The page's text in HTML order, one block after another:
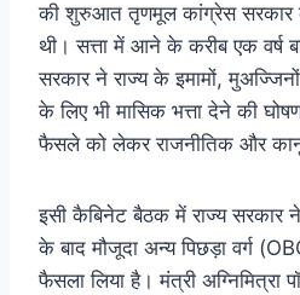
की शुरुआत तृणमूल कांग्रेस सरकार
थी। सत्ता में आने के करीब एक वर्ष
सरकार ने राज्य के इमामों,
के लिए भी मासिक भत्ता देने की
फैसले को लेकर राजनीतिक और
इसी कैबिनेट बैठक में राज्य सरकार
के बाद मौजूदा अन्य पिछड़ा वर्ग
फैसला लिया है। मंत्री अग्निमित्रा